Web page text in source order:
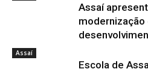
Assaí
modernização
Assaí
Escola de